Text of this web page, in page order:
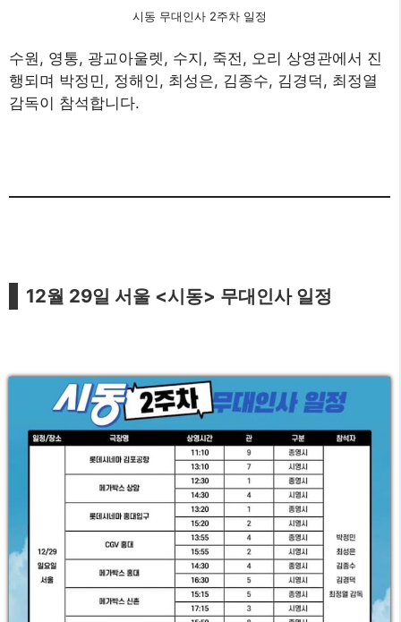
시동 무대인사 2주차 일정
수원, 영통, 광교아울렛, 수지, 죽전, 오리 상영관에서 진
행되며 박정민, 정해인, 최성은, 김종수, 김경덕, 최정열
감독이 참석합니다.
12월 29일 서울 <시동> 무대인사 일정